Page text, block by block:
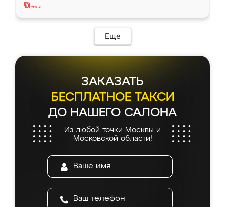
Еще
ЗАКАЗАТЬ
БЕСПЛАТНОЕ ТАКСИ
ДО НАШЕГО САЛОНА
Из любой точки Москвы и
Московской области!